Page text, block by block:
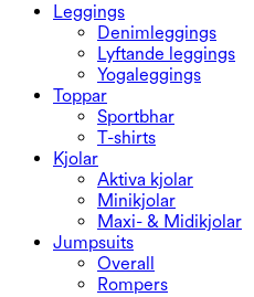
Leggings
Denimleggings
Lyftande leggings
Yogaleggings
Toppar
Sportbhar
T-shirts
Kjolar
Aktiva kjolar
Minikjolar
Maxi- & Midikjolar
Jumpsuits
Overall
Rompers